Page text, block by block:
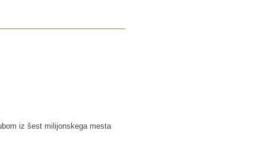
iz šest milijonskega mesta